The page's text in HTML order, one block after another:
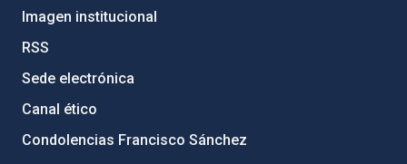
Imagen institucional
RSS
Sede electrónica
Canal ético
Condolencias Francisco Sánchez